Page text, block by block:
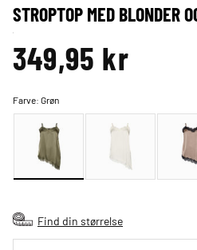
STROPTOP MED BLONDER
349,95 kr
Farve:Grøn
Find din størrelse